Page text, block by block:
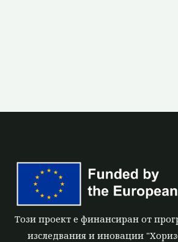
Този проект е финансиран от
изследвания и иновации